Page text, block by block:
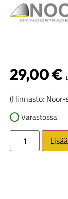
29,00€
(Hinnasto: Noor-
Varastossa